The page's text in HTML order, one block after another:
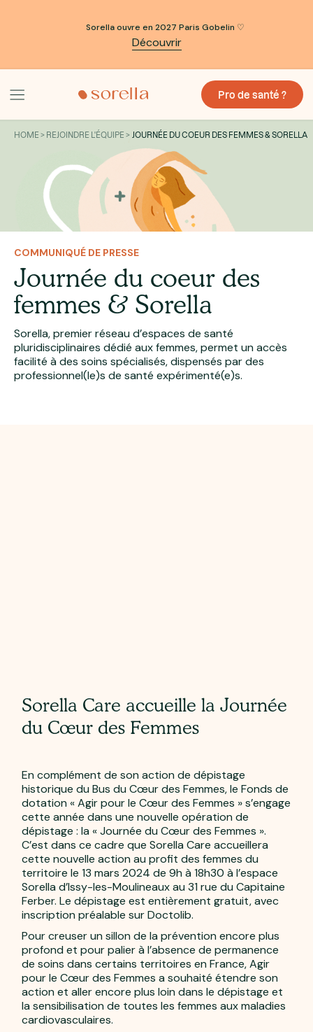
Sorella ouvre en 2027 Paris Gobelin ♡
Découvrir
Pro de santé ?
COMMUNIQUÉ DE PRESSE
Journée du coeur des
femmes & Sorella
Sorella, premier réseau d’espaces de santé
pluridisciplinaires dédié aux femmes, permet un accès
facilité à des soins spécialisés, dispensés par des
professionnel(le)s de santé expérimenté(e)s.
HOME > REJOINDRE L'ÉQUIPE > JOURNÉE DU COEUR DES FEMMES & SORELLA
Sorella Care accueille la Journée
du Cœur des Femmes
En complément de son action de dépistage
historique du Bus du Cœur des Femmes, le Fonds de
dotation « Agir pour le Cœur des Femmes » s’engage
cette année dans une nouvelle opération de
dépistage : la « Journée du Cœur des Femmes ».
C’est dans ce cadre que Sorella Care accueillera
cette nouvelle action au profit des femmes du
territoire le 13 mars 2024 de 9h à 18h30 à l’espace
Sorella d’Issy-les-Moulineaux au 31 rue du Capitaine
Ferber. Le dépistage est entièrement gratuit, avec
inscription préalable sur Doctolib.
Pour creuser un sillon de la prévention encore plus
profond et pour palier à l’absence de permanence
de soins dans certains territoires en France, Agir
pour le Cœur des Femmes a souhaité étendre son
action et aller encore plus loin dans le dépistage et
la sensibilisation de toutes les femmes aux maladies
cardiovasculaires.